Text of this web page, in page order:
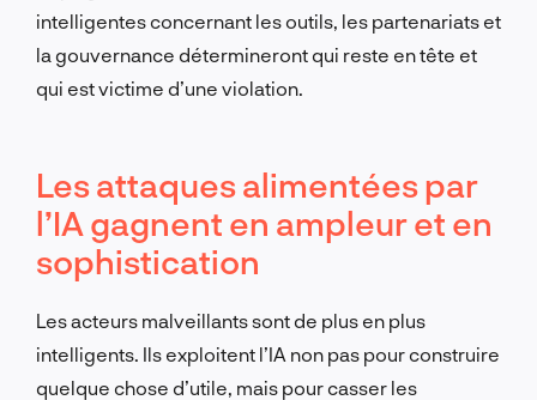
intelligentes concernant les outils, les partenariats et
la gouvernance détermineront qui reste en tête et
qui est victime d’une violation.
Les attaques alimentées par
l’IA gagnent en ampleur et en
sophistication
Les acteurs malveillants sont de plus en plus
intelligents. Ils exploitent l’IA non pas pour construire
quelque chose d’utile, mais pour casser les